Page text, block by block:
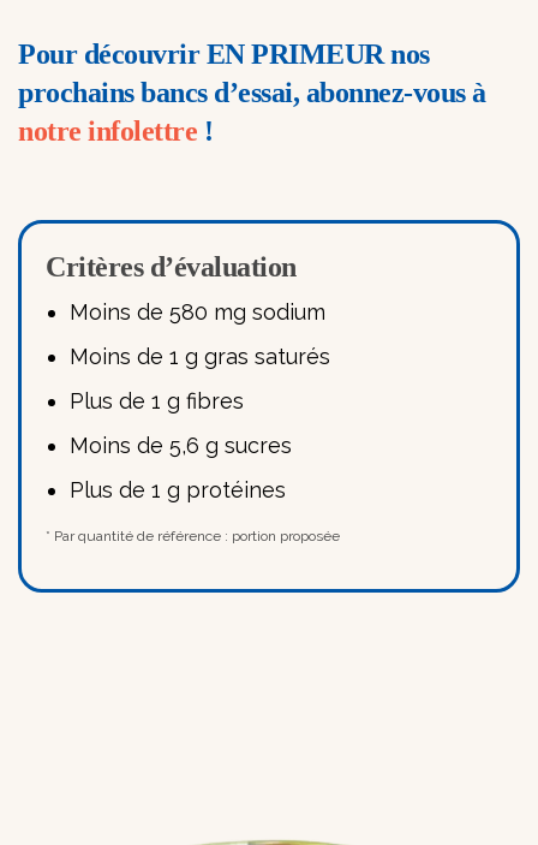
Pour découvrir EN PRIMEUR nos
prochains bancs d’essai, abonnez-vous à
notre infolettre !
Critères d’évaluation
Moins de 580 mg sodium
Moins de 1 g gras saturés
Plus de 1 g fibres
Moins de 5,6 g sucres
Plus de 1 g protéines
* Par quantité de référence : portion proposée